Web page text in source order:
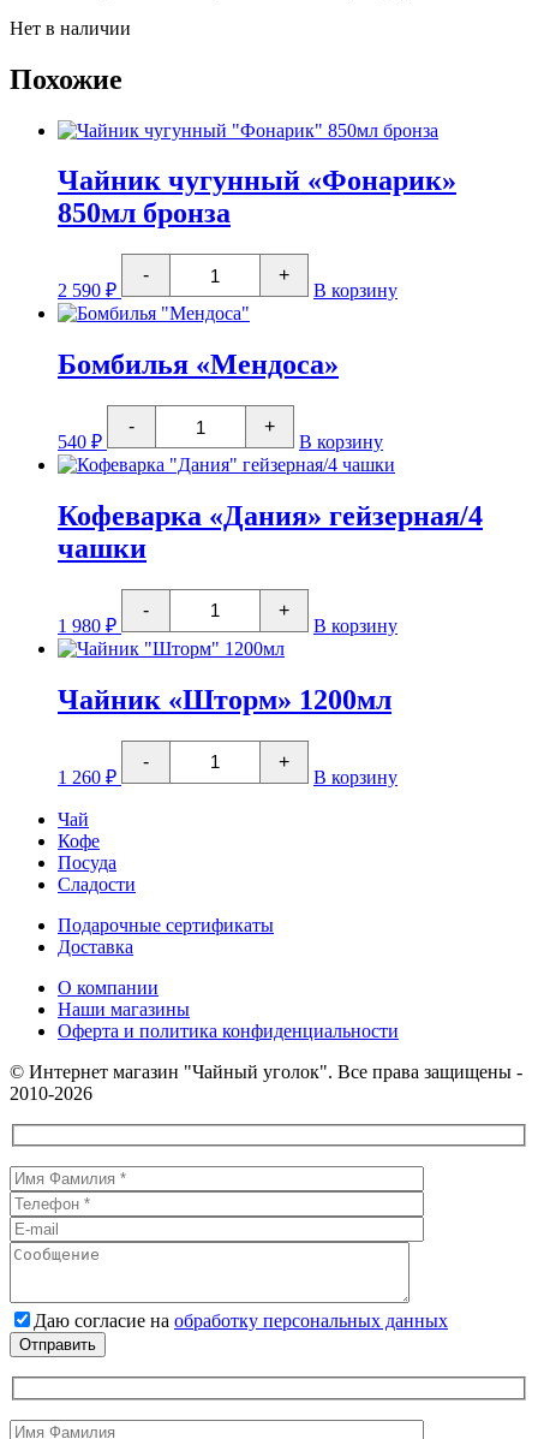
Нет в наличии
Похожие
Чайник чугунный «Фонарик»
850мл бронза
2 590 ₽
-
Количество
товара
Чайник
чугунный
850мл
бронза
+
В корзину
Бомбилья «Мендоса»
540 ₽
-
Количество
товара
Бомбилья
"Мендоса"
+
В корзину
Кофеварка «Дания» гейзерная/4
чашки
1 980 ₽
-
Количество
товара
Кофеварка
"Дания"
чашки
+
В корзину
Чайник «Шторм» 1200мл
1 260 ₽
-
Количество
товара
Чайник
+
В корзину
Чай
Кофе
Посуда
Сладости
Подарочные сертификаты
Доставка
О компании
Наши магазины
Оферта и политика конфиденциальности
© Интернет магазин "Чайный уголок". Все права защищены -
2010-2026
Даю согласие на обработку персональных данных